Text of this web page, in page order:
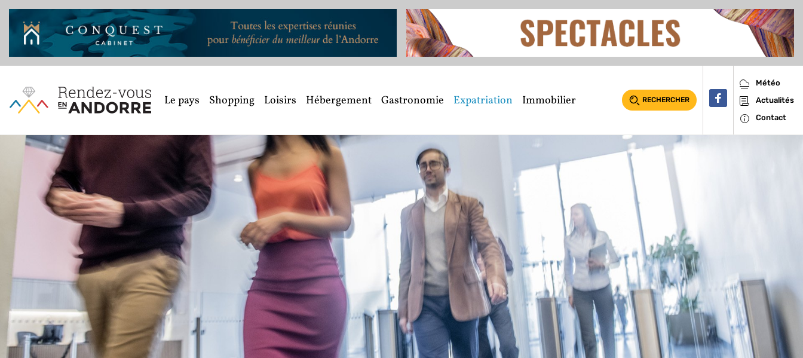
Le pays Shopping Loisirs Hébergement Gastronomie Expatriation Immobilier RECHERCHER
Météo
Actualités
Contact